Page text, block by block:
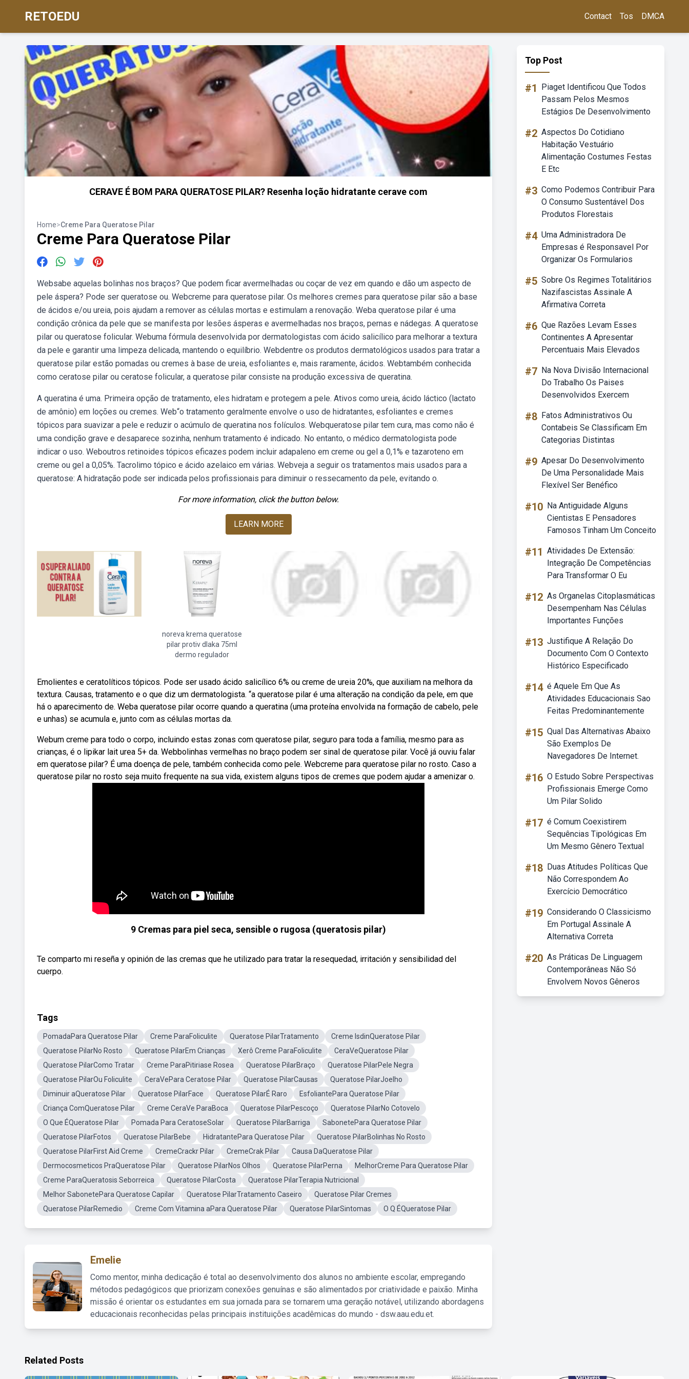
RETOEDU Contact Tos DMCA
CERAVE É BOM PARA QUERATOSE PILAR? Resenha loção hidratante cerave com
Home>Creme Para Queratose Pilar
Creme Para Queratose Pilar
Websabe aquelas bolinhas nos braços? Que podem ficar avermelhadas ou coçar de vez em quando e dão um aspecto de
pele áspera? Pode ser queratose ou. Webcreme para queratose pilar. Os melhores cremes para queratose pilar são a base
de ácidos e/ou ureia, pois ajudam a remover as células mortas e estimulam a renovação. Weba queratose pilar é uma
condição crônica da pele que se manifesta por lesões ásperas e avermelhadas nos braços, pernas e nádegas. A queratose
pilar ou queratose folicular. Webuma fórmula desenvolvida por dermatologistas com ácido salicílico para melhorar a textura
da pele e garantir uma limpeza delicada, mantendo o equilíbrio. Webdentre os produtos dermatológicos usados para tratar a
queratose pilar estão pomadas ou cremes à base de ureia, esfoliantes e, mais raramente, ácidos. Webtambém conhecida
como ceratose pilar ou ceratose folicular, a queratose pilar consiste na produção excessiva de queratina.
A queratina é uma. Primeira opção de tratamento, eles hidratam e protegem a pele. Ativos como ureia, ácido láctico (lactato
de amônio) em loções ou cremes. Web“o tratamento geralmente envolve o uso de hidratantes, esfoliantes e cremes
tópicos para suavizar a pele e reduzir o acúmulo de queratina nos folículos. Webqueratose pilar tem cura, mas como não é
uma condição grave e desaparece sozinha, nenhum tratamento é indicado. No entanto, o médico dermatologista pode
indicar o uso. Weboutros retinoides tópicos eficazes podem incluir adapaleno em creme ou gel a 0,1% e tazaroteno em
creme ou gel a 0,05%. Tacrolimo tópico e ácido azelaico em várias. Webveja a seguir os tratamentos mais usados para a
queratose: A hidratação pode ser indicada pelos profissionais para diminuir o ressecamento da pele, evitando o.
For more information, click the button below.
LEARN MORE
noreva krema queratose
pilar protiv dlaka 75ml
dermo regulador
Emolientes e ceratolíticos tópicos. Pode ser usado ácido salicílico 6% ou creme de ureia 20%, que auxiliam na melhora da
textura. Causas, tratamento e o que diz um dermatologista. “a queratose pilar é uma alteração na condição da pele, em que
há o aparecimento de. Weba queratose pilar ocorre quando a queratina (uma proteína envolvida na formação de cabelo, pele
e unhas) se acumula e, junto com as células mortas da.
Webum creme para todo o corpo, incluindo estas zonas com queratose pilar, seguro para toda a família, mesmo para as
crianças, é o lipikar lait urea 5+ da. Webbolinhas vermelhas no braço podem ser sinal de queratose pilar. Você já ouviu falar
em queratose pilar? É uma doença de pele, também conhecida como pele. Webcreme para queratose pilar no rosto. Caso a
queratose pilar no rosto seja muito frequente na sua vida, existem alguns tipos de cremes que podem ajudar a amenizar o.
9 Cremas para piel seca, sensible o rugosa (queratosis pilar)
Te comparto mi reseña y opinión de las cremas que he utilizado para tratar la resequedad, irritación y sensibilidad del
cuerpo.
Tags
PomadaPara Queratose Pilar Creme ParaFoliculite Queratose PilarTratamento
Creme IsdinQueratose Pilar
Queratose PilarNo Rosto
Queratose PilarEm Crianças Xerô Creme ParaFoliculite
CeraVeQueratose Pilar
Queratose PilarComo Tratar
Creme ParaPitiriase Rosea Queratose PilarBraço
Queratose PilarPele Negra
Queratose PilarOu Foliculite
CeraVePara Ceratose Pilar Queratose PilarCausas
Queratose PilarJoelho
Diminuir aQueratose Pilar
Queratose PilarFace Queratose PilarÉ Raro
EsfoliantePara Queratose Pilar
Criança ComQueratose Pilar
Creme CeraVe ParaBoca Queratose PilarPescoço
Queratose PilarNo Cotovelo
O Que ÉQueratose Pilar
Pomada Para CeratoseSolar Queratose PilarBarriga
SabonetePara Queratose Pilar
Queratose PilarFotos
Queratose PilarBebe HidratantePara Queratose Pilar
Queratose PilarBolinhas No Rosto
Queratose PilarFirst Aid Creme
CremeCrackr Pilar CremeCrak Pilar
Causa DaQueratose Pilar
Dermocosmeticos PraQueratose Pilar
Queratose PilarNos Olhos Queratose PilarPerna
MelhorCreme Para Queratose Pilar
Creme ParaQueratosis Seborreica
Queratose PilarCosta
Queratose PilarTerapia Nutricional
Melhor SabonetePara Queratose Capilar
Queratose PilarTratamento Caseiro
Queratose Pilar Cremes
Queratose PilarRemedio
Creme Com Vitamina aPara Queratose Pilar Queratose PilarSintomas O Q ÉQueratose Pilar
Emelie
Como mentor, minha dedicação é total ao desenvolvimento dos alunos no ambiente escolar, empregando
métodos pedagógicos que priorizam conexões genuínas e são alimentados por criatividade e paixão. Minha
missão é orientar os estudantes em sua jornada para se tornarem uma geração notável, utilizando abordagens
educacionais reconhecidas pelas principais instituições acadêmicas do mundo - dsw.aau.edu.et.
Top Post
#1
Piaget Identificou Que Todos
Passam Pelos Mesmos
Estágios De Desenvolvimento
#2 Aspectos Do Cotidiano
Habitação Vestuário
Alimentação Costumes Festas
E Etc
#3 Como Podemos Contribuir Para
O Consumo Sustentável Dos
Produtos Florestais
#4 Uma Administradora De
Empresas é Responsavel Por
Organizar Os Formularios
#5 Sobre Os Regimes Totalitários
Nazifascistas Assinale A
Afirmativa Correta
#6 Que Razões Levam Esses
Continentes A Apresentar
Percentuais Mais Elevados
#7 Na Nova Divisão Internacional
Do Trabalho Os Paises
Desenvolvidos Exercem
#8 Fatos Administrativos Ou
Contabeis Se Classificam Em
Categorias Distintas
#9 Apesar Do Desenvolvimento
De Uma Personalidade Mais
Flexível Ser Benéfico
#10 Na Antiguidade Alguns
Cientistas E Pensadores
Famosos Tinham Um Conceito
#11 Atividades De Extensão:
Integração De Competências
Para Transformar O Eu
#12 As Organelas Citoplasmáticas
Desempenham Nas Células
Importantes Funções
#13 Justifique A Relação Do
Documento Com O Contexto
Histórico Especificado
#14 é Aquele Em Que As
Atividades Educacionais Sao
Feitas Predominantemente
#15 Qual Das Alternativas Abaixo
São Exemplos De
Navegadores De Internet.
#16 O Estudo Sobre Perspectivas
Profissionais Emerge Como
Um Pilar Solido
#17 é Comum Coexistirem
Sequências Tipológicas Em
Um Mesmo Gênero Textual
#18 Duas Atitudes Políticas Que
Não Correspondem Ao
Exercício Democrático
#19 Considerando O Classicismo
Em Portugal Assinale A
Alternativa Correta
#20 As Práticas De Linguagem
Contemporâneas Não Só
Envolvem Novos Gêneros
Related Posts